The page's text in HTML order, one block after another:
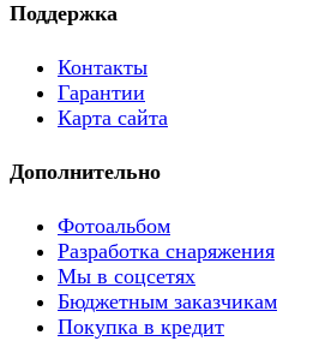
Поддержка
Контакты
Гарантии
Карта сайта
Дополнительно
Фотоальбом
Разработка снаряжения
Мы в соцсетях
Бюджетным заказчикам
Покупка в кредит